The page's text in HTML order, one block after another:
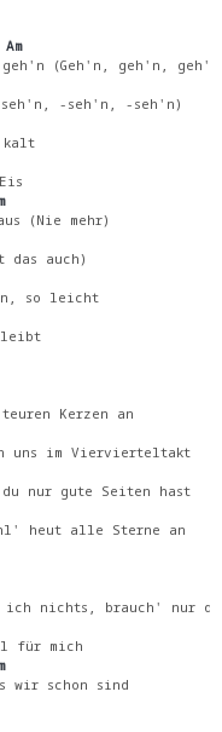
Am
(Geh'n, geh'n,
-seh'n, -seh'n)
kalt
(Nie mehr)
auch)
so leicht
Kerzen an
uns im Viervierteltakt
nur gute Seiten hast
heut alle Sterne an
ich nichts, brauch' nur
für mich
wir schon sind